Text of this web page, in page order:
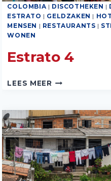
COLOMBIA | DISCOTHEKEN |
ESTRATO | GELDZAKEN |
MENSEN | RESTAURANTS |
WONEN
Estrato 4
LEES MEERESTRATO